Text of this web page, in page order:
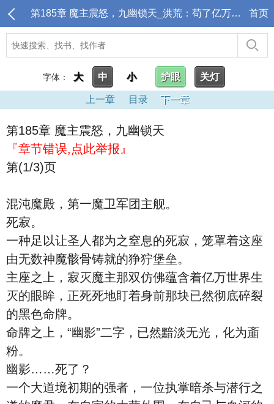
第185章 魔主震怒，九幽锁天_洪荒：苟了亿万年，封神点名清算 首页
字体： 大 中 小 护眼 关灯
上一章 目录 下一章
第185章 魔主震怒，九幽锁天
『章节错误,点此举报』
第(1/3)页
混沌魔殿，第一魔卫军团主舰。
死寂。
一种足以让圣人都为之窒息的死寂，笼罩着这座
由无数神魔骸骨铸就的狰狞堡垒。
主座之上，寂灭魔主那双仿佛蕴含着亿万世界生
灭的眼眸，正死死地盯着身前那块已然彻底碎裂
的黑色命牌。
命牌之上，“幽影”二字，已然黯淡无光，化为齑
粉。
幽影……死了？
一个大道境初期的强者，一位执掌暗杀与潜行之